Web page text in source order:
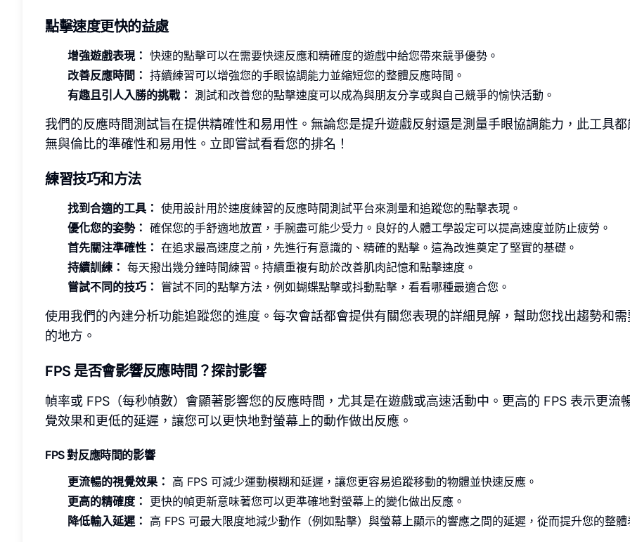
點擊速度更快的益處
增強遊戲表現： 快速的點擊可以在需要快速反應和精確度的遊戲中給您帶來競爭優勢。
改善反應時間： 持續練習可以增強您的手眼協調能力並縮短您的整體反應時間。
有趣且引人入勝的挑戰： 測試和改善您的點擊速度可以成為與朋友分享或與自己競爭的愉快活動。
我們的反應時間測試旨在提供精確性和易用性。無論您是提升遊戲反射還是測量手眼協調能力，此工具
無與倫比的準確性和易用性。立即嘗試看看您的排名！
練習技巧和方法
找到合適的工具： 使用設計用於速度練習的反應時間測試平台來測量和追蹤您的點擊表現。
優化您的姿勢： 確保您的手舒適地放置，手腕盡可能少受力。良好的人體工學設定可以提高速度並防止疲勞。
首先關注準確性： 在追求最高速度之前，先進行有意識的、精確的點擊。這為改進奠定了堅實的基礎。
持續訓練： 每天撥出幾分鐘時間練習。持續重複有助於改善肌肉記憶和點擊速度。
嘗試不同的技巧： 嘗試不同的點擊方法，例如蝴蝶點擊或抖動點擊，看看哪種最適合您。
使用我們的內建分析功能追蹤您的進度。每次會話都會提供有關您表現的詳細見解，幫助您找出趨勢和
的地方。
FPS 是否會影響反應時間？探討影響
幀率或 FPS（每秒幀數）會顯著影響您的反應時間，尤其是在遊戲或高速活動中。更高的 FPS 表示更流
覺效果和更低的延遲，讓您可以更快地對螢幕上的動作做出反應。
FPS 對反應時間的影響
更流暢的視覺效果： 高 FPS 可減少運動模糊和延遲，讓您更容易追蹤移動的物體並快速反應。
更高的精確度： 更快的幀更新意味著您可以更準確地對螢幕上的變化做出反應。
降低輸入延遲： 高 FPS 可最大限度地減少動作（例如點擊）與螢幕上顯示的響應之間的延遲，從而提升您的整